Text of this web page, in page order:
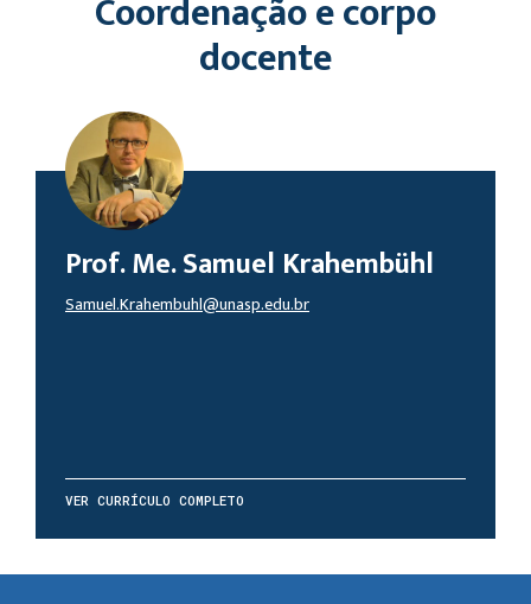
Coordenação e corpo
docente
Prof. Me. Samuel Krahembühl
Samuel.Krahembuhl@unasp.edu.br
VER CURRÍCULO COMPLETO